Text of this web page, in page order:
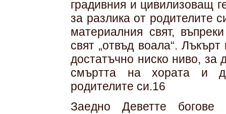
градивния и цивилизоващ
за разлика от родителите
материалния свят,
свят „отвъд воала“.
достатъчно ниско ниво,
смъртта на хората и
родителите си.16
Заедно Деветте богове